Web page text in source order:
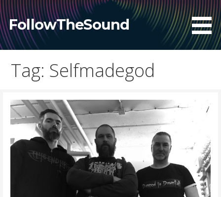
Skip
to
content
FollowTheSound
Tag: Selfmadegod